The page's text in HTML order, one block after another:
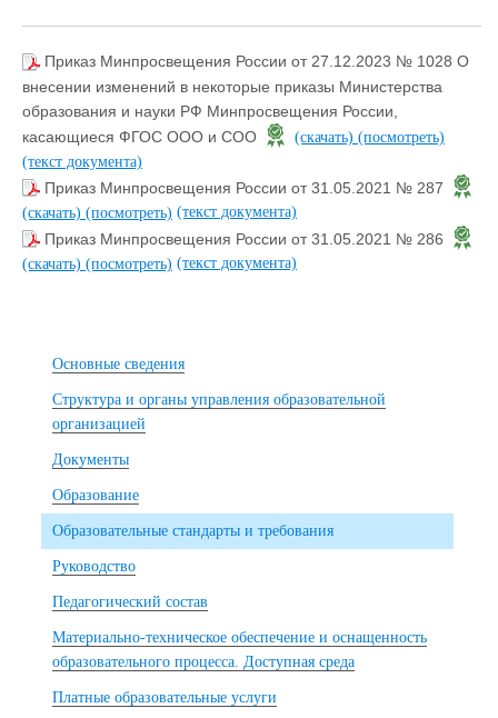
Приказ Минпросвещения России от 27.12.2023 № 1028 О
внесении изменений в некоторые приказы Министерства
образования и науки РФ Минпросвещения России,
касающиеся ФГОС ООО и СОО
(скачать) (посмотреть)
(текст документа)
Приказ Минпросвещения России от 31.05.2021 № 287
(скачать) (посмотреть) (текст документа)
Приказ Минпросвещения России от 31.05.2021 № 286
(скачать) (посмотреть) (текст документа)
Основные сведения
Структура и органы управления образовательной
организацией
Документы
Образование
Образовательные стандарты и требования
Руководство
Педагогический состав
Материально-техническое обеспечение и оснащенность
образовательного процесса. Доступная среда
Платные образовательные услуги